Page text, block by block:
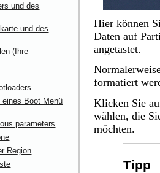
Hier können
Daten auf
angetastet.
formatiert
Klicken Sie
wählen, die
möchten.
Tipp
und des
und des
(Ihre
eines Boot Menü
parameters
Region